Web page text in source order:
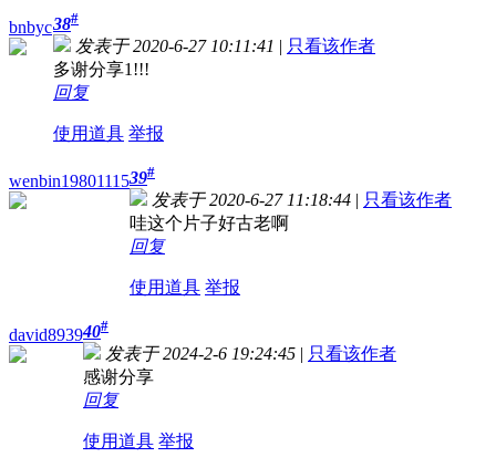
bnbyc38#
发表于 2020-6-27 10:11:41 | 只看该作者
多谢分享1!!!
回复
使用道具 举报
wenbin1980111539#
发表于 2020-6-27 11:18:44 | 只看该作者
哇这个片子好古老啊
回复
使用道具 举报
david893940#
发表于 2024-2-6 19:24:45 | 只看该作者
感谢分享
回复
使用道具 举报